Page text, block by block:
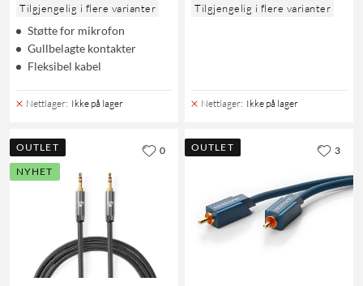
Tilgjengelig i flere varianter
Støtte for mikrofon
Gullbelagte kontakter
Fleksibel kabel
Nettlager: Ikke på lager
Tilgjengelig i flere varianter
Nettlager: Ikke på lager
OUTLET
NYHET
0 OUTLET 3